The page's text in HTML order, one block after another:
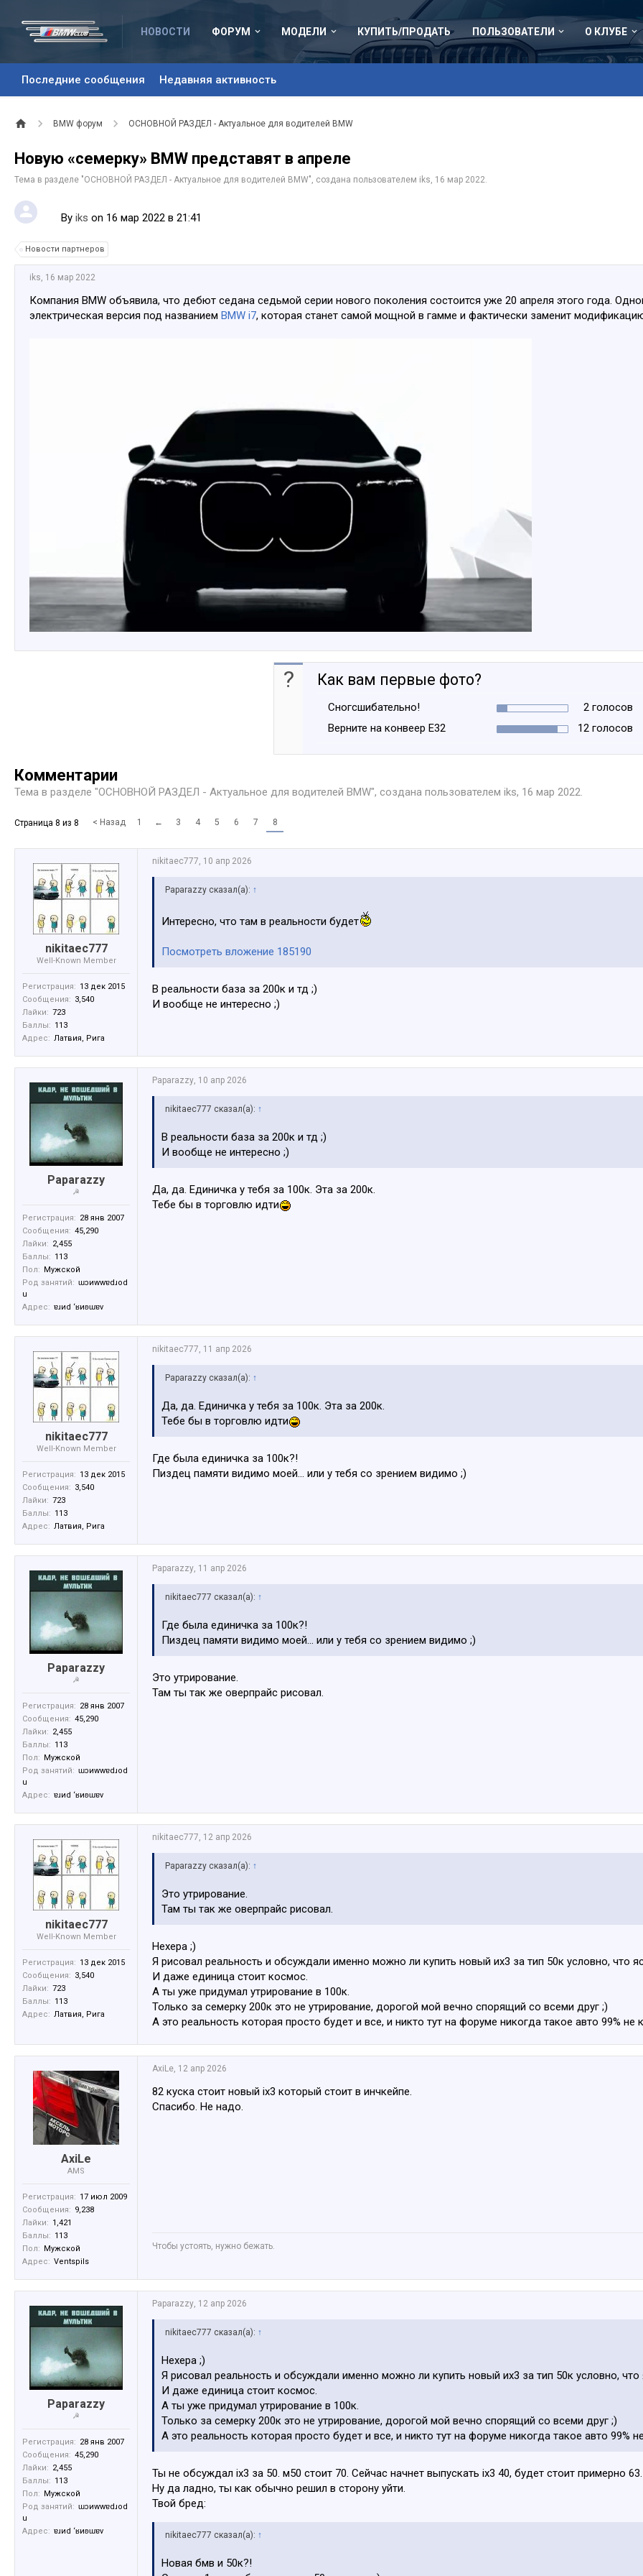
НОВОСТИ
Последние сообщения Недавняя активность
ФОРУМ МОДЕЛИ КУПИТЬ/ПРОДАТЬ ПОЛЬЗОВАТЕЛИ О КЛУБЕ
BMW форум ОСНОВНОЙ РАЗДЕЛ - Актуальное для водителей BMW
Новую «семерку» BMW представят в апреле
Тема в разделе "ОСНОВНОЙ РАЗДЕЛ - Актуальное для водителей BMW", создана пользователем iks, 16 мар 2022.
By iks on 16 мар 2022 в 21:41
Новости партнеров
iks, 16 мар 2022
Компания BMW объявила, что дебют седана седьмой серии нового поколения состоится уже 20 апреля этого года.
электрическая версия под названием BMW i7, которая станет самой мощной в гамме и фактически заменит
? Как вам первые фото?
Сногсшибательно!
2 голосов
Верните на конвеер Е32
12 голосов
Комментарии
Тема в разделе "ОСНОВНОЙ РАЗДЕЛ - Актуальное для водителей BMW", создана пользователем iks, 16 мар 2022.
Страница 8 из 8 < Назад 1 ← 3 4 5 6 7 8
nikitaec777
Well-Known Member
Регистрация: 13 дек 2015
Сообщения: 3,540
Лайки: 723
Баллы: 113
Адрес: Латвия, Рига
nikitaec777, 10 апр 2026
Paparazzy сказал(а): ↑
Интересно, что там в реальности будет
Посмотреть вложение 185190
В реальности база за 200к и тд ;)
И вообще не интересно ;)
Paparazzy
☭
Регистрация: 28 янв 2007
Сообщения: 45,290
Лайки: 2,455
Баллы: 113
Пол:
Мужской
Род занятий: ɯɔиwwɐdɹоd
u
Адрес: ɐɹиd ‘ʁиʚɯɐv
Paparazzy, 10 апр 2026
nikitaec777 сказал(а): ↑
В реальности база за 200к и тд ;)
И вообще не интересно ;)
Да, да. Единичка у тебя за 100к. Эта за 200к.
Тебе бы в торговлю идти
nikitaec777
Well-Known Member
Регистрация: 13 дек 2015
Сообщения: 3,540
Лайки: 723
Баллы: 113
Адрес: Латвия, Рига
nikitaec777, 11 апр 2026
Paparazzy сказал(а): ↑
Да, да. Единичка у тебя за 100к. Эта за 200к.
Тебе бы в торговлю идти
Где была единичка за 100к?!
Пиздец памяти видимо моей… или у тебя со зрением видимо ;)
Paparazzy
☭
Регистрация: 28 янв 2007
Сообщения: 45,290
Лайки: 2,455
Баллы: 113
Пол:
Мужской
Род занятий: ɯɔиwwɐdɹоd
u
Адрес: ɐɹиd ‘ʁиʚɯɐv
Paparazzy, 11 апр 2026
nikitaec777 сказал(а): ↑
Где была единичка за 100к?!
Пиздец памяти видимо моей… или у тебя со зрением видимо ;)
Это утрирование.
Там ты так же оверпрайс рисовал.
nikitaec777
Well-Known Member
Регистрация: 13 дек 2015
Сообщения: 3,540
Лайки: 723
Баллы: 113
Адрес: Латвия, Рига
nikitaec777, 12 апр 2026
Paparazzy сказал(а): ↑
Это утрирование.
Там ты так же оверпрайс рисовал.
Нехера ;)
Я рисовал реальность и обсуждали именно можно ли купить новый их3 за тип 50к условно, что
И даже единица стоит космос.
А ты уже придумал утрирование в 100к.
Только за семерку 200к это не утрирование, дорогой мой вечно спорящий со всеми друг ;)
А это реальность которая просто будет и все, и никто тут на форуме никогда такое авто 99% не
AxiLe
AMS
Регистрация: 17 июл 2009
Сообщения: 9,238
Лайки: 1,421
Баллы: 113
Пол:
Мужской
Адрес: Ventspils
AxiLe, 12 апр 2026
82 куска стоит новый ix3 который стоит в инчкейпе.
Спасибо. Не надо.
Чтобы устоять, нужно бежать.
Paparazzy
☭
Регистрация: 28 янв 2007
Сообщения: 45,290
Лайки: 2,455
Баллы: 113
Пол: Мужской
Род занятий: ɯɔиwwɐdɹоd
u
Адрес: ɐɹиd ‘ʁиʚɯɐv
Paparazzy, 12 апр 2026
nikitaec777 сказал(а): ↑
Нехера ;)
Я рисовал реальность и обсуждали именно можно ли купить новый их3 за тип 50к условно, что
И даже единица стоит космос.
А ты уже придумал утрирование в 100к.
Только за семерку 200к это не утрирование, дорогой мой вечно спорящий со всеми друг ;)
А это реальность которая просто будет и все, и никто тут на форуме никогда такое авто 99%
Ты не обсуждал ix3 за 50. м50 стоит 70. Сейчас начнет выпускать ix3 40, будет стоит примерно 63.
Ну да ладно, ты как обычно решил в сторону уйти.
Твой бред:
nikitaec777 сказал(а): ↑
Новая бмв и 50к?!